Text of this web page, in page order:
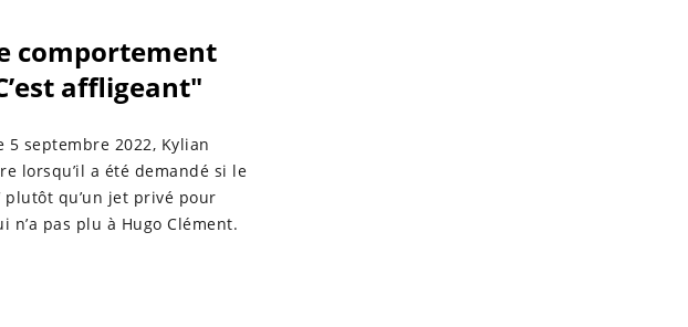
comportement
affligeant"
5 septembre 2022, Kylian
lorsqu’il a été demandé si le
plutôt qu’un jet privé pour
pas plu à Hugo Clément.